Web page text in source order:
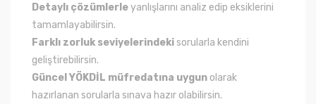
Detaylı çözümlerleyanlışlarını analiz edip eksiklerini
tamamlayabilirsin.
Farklı zorluk seviyelerindekisorularla kendini
geliştirebilirsin.
Güncel YÖKDİL müfredatına uygun olarak
hazırlanan sorularla sınava hazır olabilirsin.